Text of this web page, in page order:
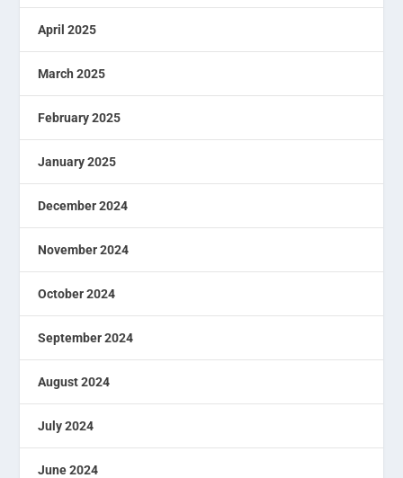
April 2025
March 2025
February 2025
January 2025
December 2024
November 2024
October 2024
September 2024
August 2024
July 2024
June 2024